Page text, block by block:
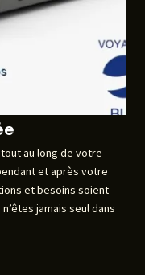
au long de votre
et après votre
et besoins soient
jamais seul dans